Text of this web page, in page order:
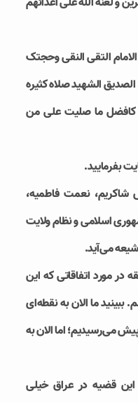
التقی النقی وحجتک
الشهید صلاه کثیره
کافضل ما صلیت علی من
بفرمایید.
نعمت فاطمیه،
اسلامی و نظام ولایت
می‌آید.
در مورد اتفاقاتی که این
ما الان به نقطه‌ای
می‌رسیدیم؛ اما الان به
قضیه در عراق خیلی